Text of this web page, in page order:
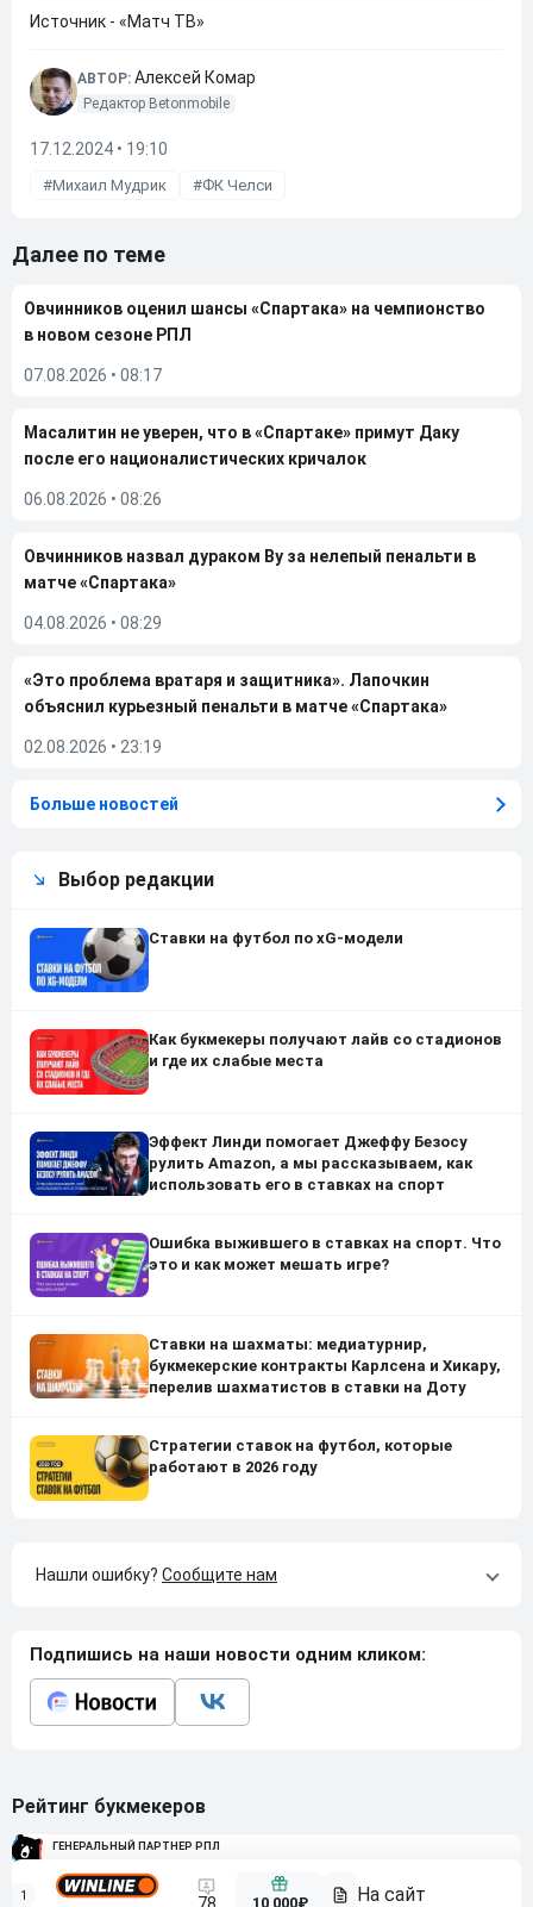
Источник - «Матч ТВ»
АВТОР: Алексей Комар
Редактор Betonmobile
17.12.2024 • 19:10
Михаил Мудрик ФК Челси
Далее по теме
Овчинников оценил шансы «Спартака» на чемпионство
в новом сезоне РПЛ
07.08.2026 • 08:17
Масалитин не уверен, что в «Спартаке» примут Даку
после его националистических кричалок
06.08.2026 • 08:26
Овчинников назвал дураком Ву за нелепый пенальти в
матче «Спартака»
04.08.2026 • 08:29
«Это проблема вратаря и защитника». Лапочкин
объяснил курьезный пенальти в матче «Спартака»
02.08.2026 • 23:19
Больше новостей
Выбор редакции
Ставки на футбол по xG-модели
Как букмекеры получают лайв со стадионов
и где их слабые места
Эффект Линди помогает Джеффу Безосу
рулить Amazon, а мы рассказываем, как
использовать его в ставках на спорт
Ошибка выжившего в ставках на спорт. Что
это и как может мешать игре?
Ставки на шахматы: медиатурнир,
букмекерские контракты Карлсена и Хикару,
перелив шахматистов в ставки на Доту
Стратегии ставок на футбол, которые
работают в 2026 году
Нашли ошибку? Сообщите нам
Подпишись на наши новости одним кликом:
Рейтинг букмекеров
ГЕНЕРАЛЬНЫЙ ПАРТНЕР РПЛ
1 10 000₽